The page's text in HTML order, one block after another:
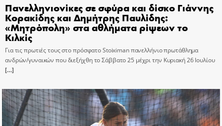
Πανελληνιονίκες σε σφύρα και δίσκο Γιάννης
Κορακίδης και Δημήτρης Παυλίδης:
«Μητρόπολη» στα αθλήματα ρίψεων το
Κιλκίς
Για τις πρωτιές τους στο πρόσφατο Stoiximan πανελλήνιο πρωτάθλημα
ανδρών/γυναικών που διεξήχθη το Σάββατο 25 μέχρι την Κυριακή 26 Ιουλίου
[…]